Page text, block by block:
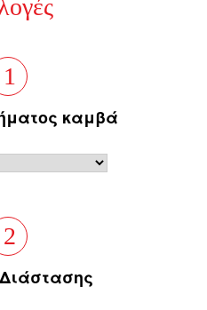
1
καμβά
2